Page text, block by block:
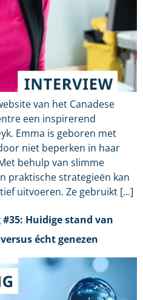
van het Canadese
een inspirerend
Emma is geboren met
niet beperken in haar
behulp van slimme
praktische strategieën kan
uitvoeren. Ze gebruikt […]
Huidige stand van
écht genezen